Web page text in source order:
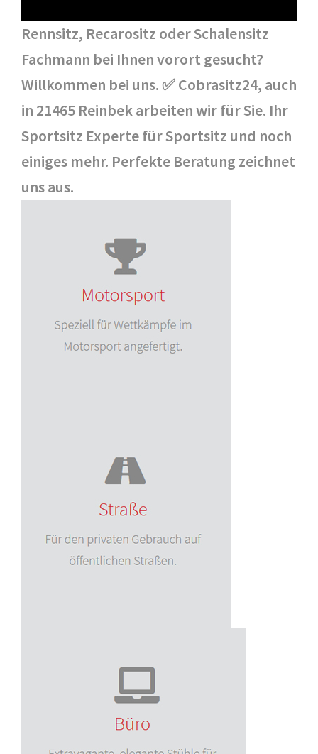
Rennsitz, Recarositz oder Schalensitz
Fachmann bei Ihnen vorort gesucht?
Willkommen bei uns. ✅ Cobrasitz24, auch
in 21465 Reinbek arbeiten wir für Sie. Ihr
Sportsitz Experte für Sportsitz und noch
einiges mehr. Perfekte Beratung zeichnet
uns aus.